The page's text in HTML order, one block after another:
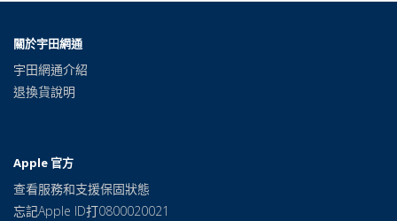
關於宇田網通
宇田網通介紹
退換貨說明
Apple 官方
查看服務和支援保固狀態
忘記Apple ID打0800020021